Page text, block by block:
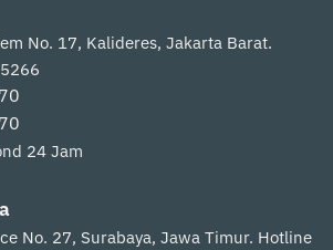
No. 17, Kalideres, Jakarta Barat.
24 Jam
No. 27, Surabaya, Jawa Timur. Hotline